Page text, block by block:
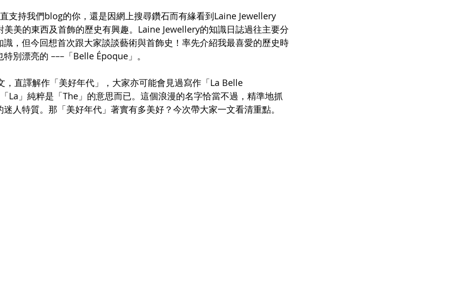
支持我們blog的你，還是因網上搜尋鑽石而有緣看到Laine Jewellery
美的東西及首飾的歷史有興趣。Laine Jewellery的知識日誌過往主要分
識，但今回想首次跟大家談談藝術與首飾史！率先介紹我最喜愛的歷史時
別漂亮的 –––「Belle Époque」。
，直譯解作「美好年代」，大家亦可能會見過寫作「La Belle
La」純粹是「The」的意思而已。這個浪漫的名字恰當不過，精準地抓
人特質。那「美好年代」著實有多美好？今次帶大家一文看清重點。